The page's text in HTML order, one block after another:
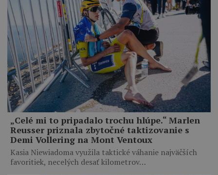
„Celé mi to pripadalo trochu hlúpe.“ Marlen
Reusser priznala zbytočné taktizovanie s
Demi Vollering na Mont Ventoux
Kasia Niewiadoma využila taktické váhanie najväčších
favoritiek, necelých desať kilometrov…